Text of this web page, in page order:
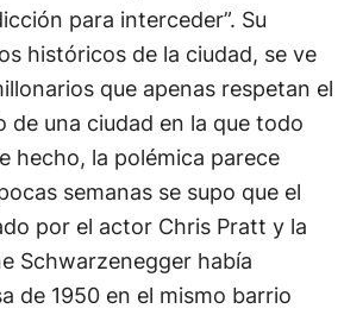
para interceder”. Su
históricos de la ciudad, se ve
que apenas respetan el
de una ciudad en la que todo
hecho, la polémica parece
semanas se supo que el
por el actor Chris Pratt y la
Schwarzenegger había
de 1950 en el mismo barrio